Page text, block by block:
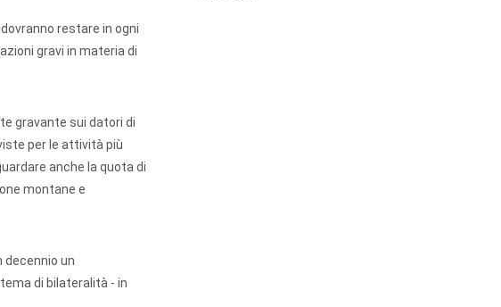
restare in ogni
gravi in materia di
gravante sui datori di
per le attività più
anche la quota di
montane e
decennio un
di bilateralità - in